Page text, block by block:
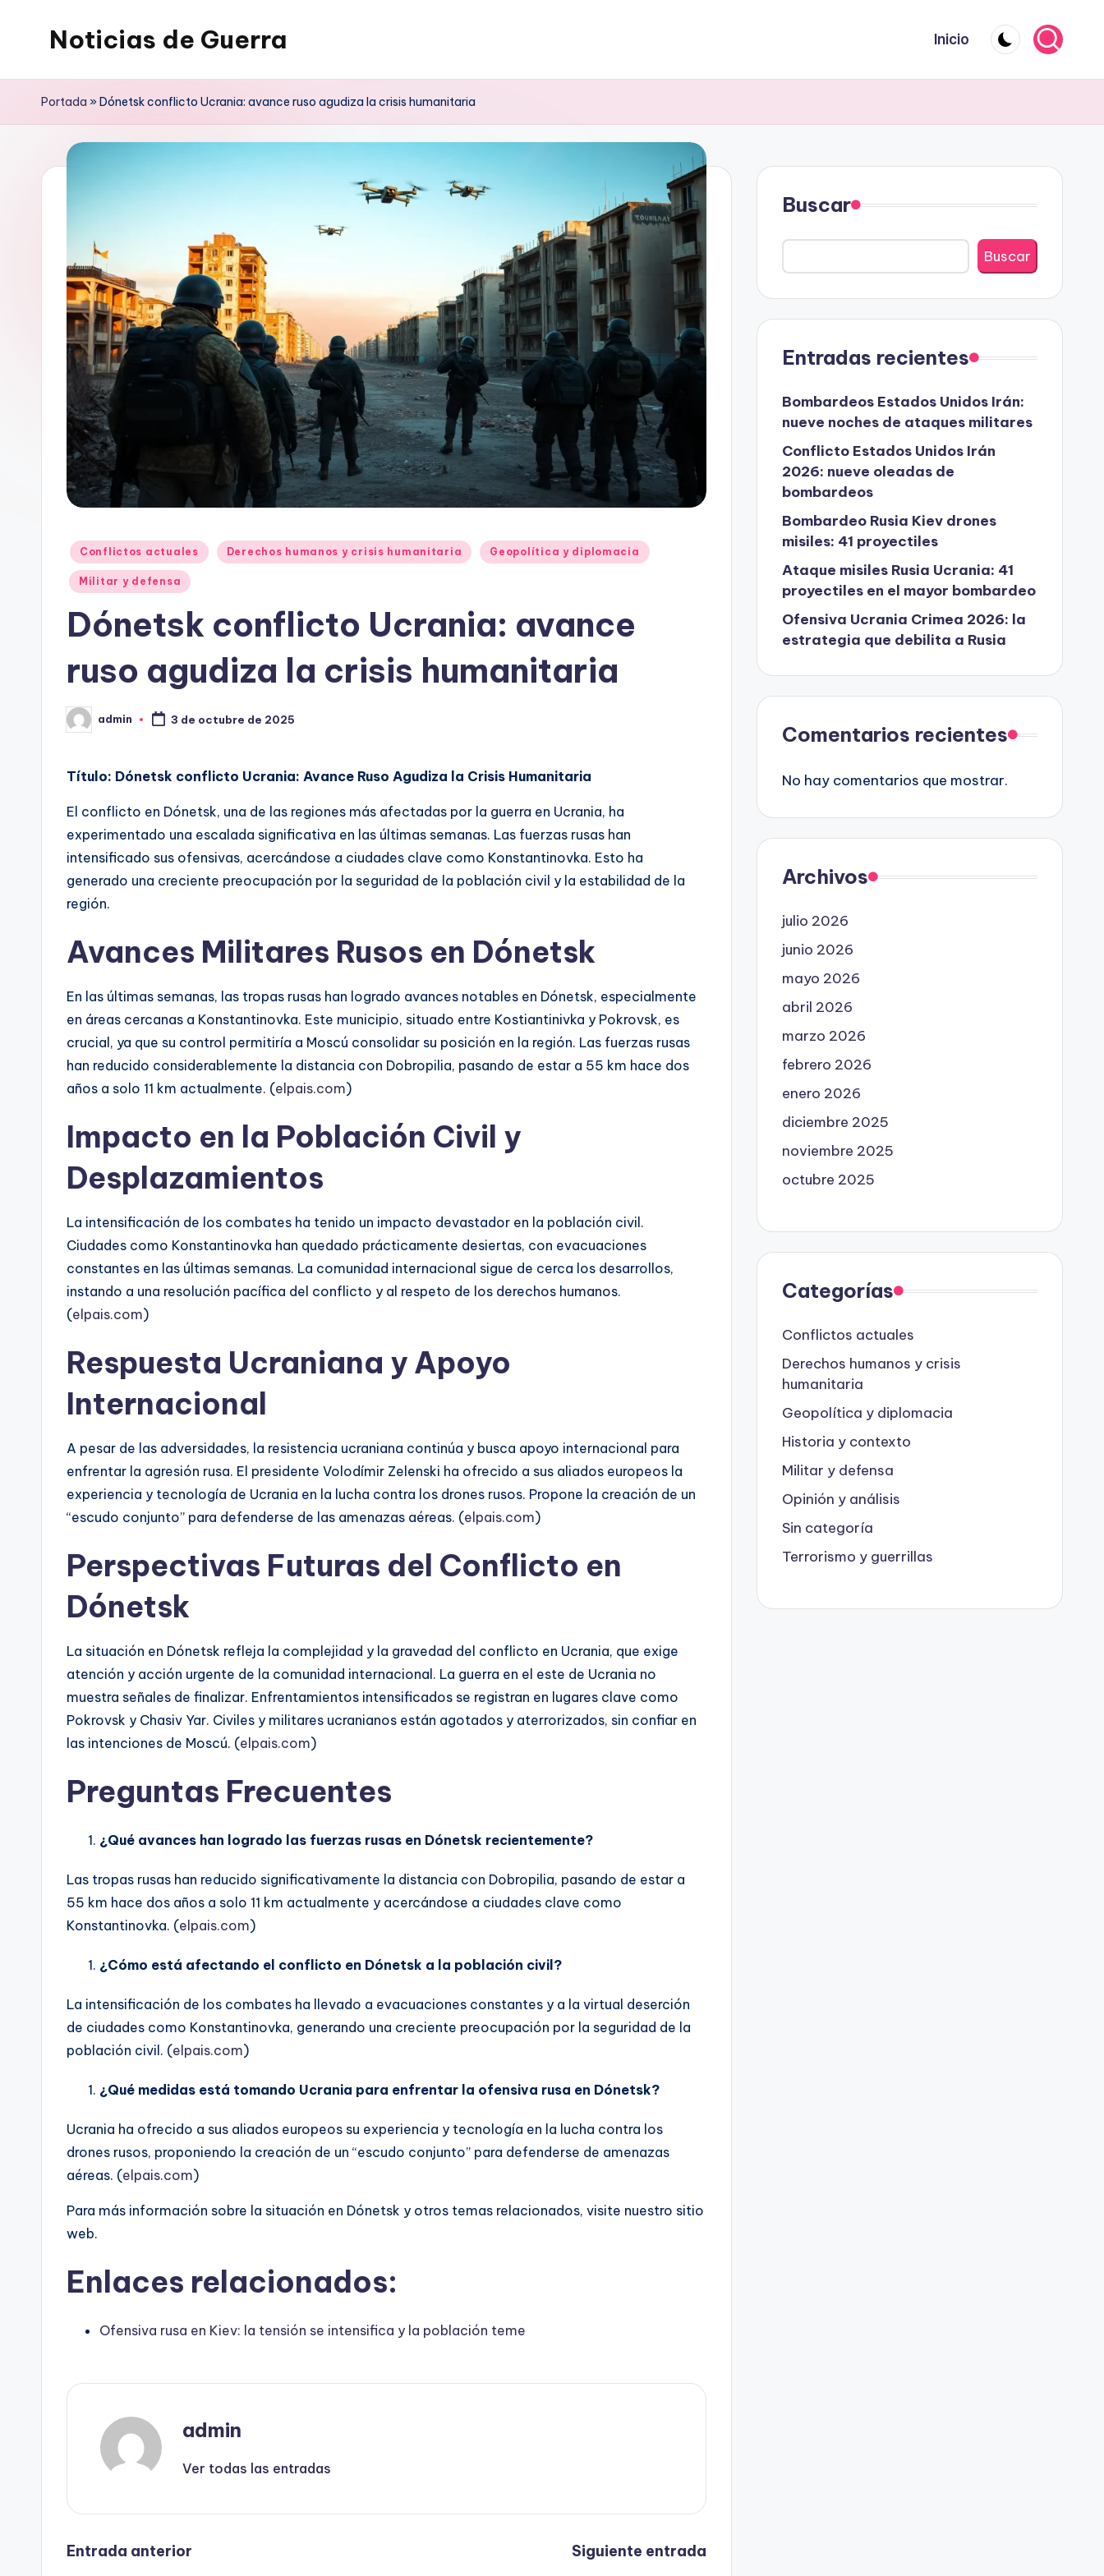
Noticias de Guerra Inicio
Portada »Dónetsk conflicto Ucrania: avance ruso agudiza la crisis humanitaria
Publicado
en
Conflictos actuales Derechos humanos y crisis humanitaria Geopolítica y diplomacia
Militar y defensa
Dónetsk conflicto Ucrania: avance
ruso agudiza la crisis humanitaria
Publicado
por
admin 3 de octubre de 2025
Título: Dónetsk conflicto Ucrania: Avance Ruso Agudiza la Crisis Humanitaria
El conflicto en Dónetsk, una de las regiones más afectadas por la guerra en Ucrania, ha
experimentado una escalada significativa en las últimas semanas. Las fuerzas rusas han
intensificado sus ofensivas, acercándose a ciudades clave como Konstantinovka. Esto ha
generado una creciente preocupación por la seguridad de la población civil y la estabilidad de la
región.
Avances Militares Rusos en Dónetsk
En las últimas semanas, las tropas rusas han logrado avances notables en Dónetsk, especialmente
en áreas cercanas a Konstantinovka. Este municipio, situado entre Kostiantinivka y Pokrovsk, es
crucial, ya que su control permitiría a Moscú consolidar su posición en la región. Las fuerzas rusas
han reducido considerablemente la distancia con Dobropilia, pasando de estar a 55 km hace dos
años a solo 11 km actualmente. (elpais.com)
Impacto en la Población Civil y
Desplazamientos
La intensificación de los combates ha tenido un impacto devastador en la población civil.
Ciudades como Konstantinovka han quedado prácticamente desiertas, con evacuaciones
constantes en las últimas semanas. La comunidad internacional sigue de cerca los desarrollos,
instando a una resolución pacífica del conflicto y al respeto de los derechos humanos.
(elpais.com)
Respuesta Ucraniana y Apoyo
Internacional
A pesar de las adversidades, la resistencia ucraniana continúa y busca apoyo internacional para
enfrentar la agresión rusa. El presidente Volodímir Zelenski ha ofrecido a sus aliados europeos la
experiencia y tecnología de Ucrania en la lucha contra los drones rusos. Propone la creación de un
“escudo conjunto” para defenderse de las amenazas aéreas. (elpais.com)
Perspectivas Futuras del Conflicto en
Dónetsk
La situación en Dónetsk refleja la complejidad y la gravedad del conflicto en Ucrania, que exige
atención y acción urgente de la comunidad internacional. La guerra en el este de Ucrania no
muestra señales de finalizar. Enfrentamientos intensificados se registran en lugares clave como
Pokrovsk y Chasiv Yar. Civiles y militares ucranianos están agotados y aterrorizados, sin confiar en
las intenciones de Moscú. (elpais.com)
Preguntas Frecuentes
¿Qué avances han logrado las fuerzas rusas en Dónetsk recientemente?
Las tropas rusas han reducido significativamente la distancia con Dobropilia, pasando de estar a
55 km hace dos años a solo 11 km actualmente y acercándose a ciudades clave como
Konstantinovka. (elpais.com)
¿Cómo está afectando el conflicto en Dónetsk a la población civil?
La intensificación de los combates ha llevado a evacuaciones constantes y a la virtual deserción
de ciudades como Konstantinovka, generando una creciente preocupación por la seguridad de la
población civil. (elpais.com)
¿Qué medidas está tomando Ucrania para enfrentar la ofensiva rusa en Dónetsk?
Ucrania ha ofrecido a sus aliados europeos su experiencia y tecnología en la lucha contra los
drones rusos, proponiendo la creación de un “escudo conjunto” para defenderse de amenazas
aéreas. (elpais.com)
Para más información sobre la situación en Dónetsk y otros temas relacionados, visite nuestro sitio
web.
Enlaces relacionados:
Ofensiva rusa en Kiev: la tensión se intensifica y la población teme
admin
Ver todas las entradas
Navegación
Entrada anterior Siguiente entrada
Buscar
Buscar
Entradas recientes
Bombardeos Estados Unidos Irán:
nueve noches de ataques militares
Conflicto Estados Unidos Irán
2026: nueve oleadas de
bombardeos
Bombardeo Rusia Kiev drones
misiles: 41 proyectiles
Ataque misiles Rusia Ucrania: 41
proyectiles en el mayor bombardeo
Ofensiva Ucrania Crimea 2026: la
estrategia que debilita a Rusia
Comentarios recientes
No hay comentarios que mostrar.
Archivos
julio 2026
junio 2026
mayo 2026
abril 2026
marzo 2026
febrero 2026
enero 2026
diciembre 2025
noviembre 2025
octubre 2025
Categorías
Conflictos actuales
Derechos humanos y crisis
humanitaria
Geopolítica y diplomacia
Historia y contexto
Militar y defensa
Opinión y análisis
Sin categoría
Terrorismo y guerrillas